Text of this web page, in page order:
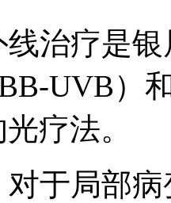
线治疗是
UVB）
疗法。
对于局部